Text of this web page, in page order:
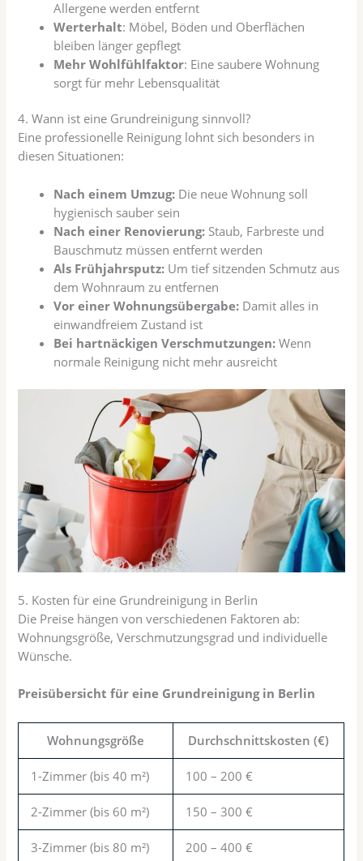
Allergene werden entfernt
Werterhalt: Möbel, Böden und Oberflächen
bleiben länger gepflegt
Mehr Wohlfühlfaktor: Eine saubere Wohnung
sorgt für mehr Lebensqualität
4. Wann ist eine Grundreinigung sinnvoll?
Eine professionelle Reinigung lohnt sich besonders in
diesen Situationen:
Nach einem Umzug: Die neue Wohnung soll
hygienisch sauber sein
Nach einer Renovierung: Staub, Farbreste und
Bauschmutz müssen entfernt werden
Als Frühjahrsputz: Um tief sitzenden Schmutz aus
dem Wohnraum zu entfernen
Vor einer Wohnungsübergabe: Damit alles in
einwandfreiem Zustand ist
Bei hartnäckigen Verschmutzungen: Wenn
normale Reinigung nicht mehr ausreicht
5. Kosten für eine Grundreinigung in Berlin
Die Preise hängen von verschiedenen Faktoren ab:
Wohnungsgröße, Verschmutzungsgrad und individuelle
Wünsche.
Preisübersicht für eine Grundreinigung in Berlin
Wohnungsgröße Durchschnittskosten (€)
1-Zimmer (bis 40 m²) 100 – 200 €
2-Zimmer (bis 60 m²) 150 – 300 €
3-Zimmer (bis 80 m²) 200 – 400 €